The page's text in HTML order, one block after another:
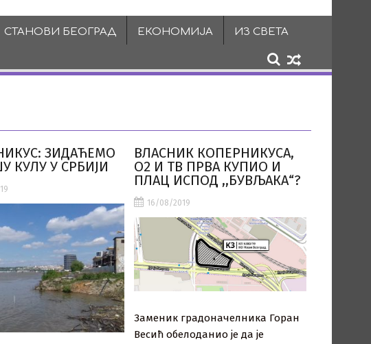
СТАНОВИ БЕОГРАД ЕКОНОМИЈА ИЗ СВЕТА
ЗИДАЋЕМО
КУЛУ У СРБИЈИ
ВЛАСНИК КОПЕРНИКУСА,
О2 И ТВ ПРВА КУПИО И
ПЛАЦ ИСПОД ,,БУВЉАКА“?
16/08/2019
Заменик градоначелника Горан
Весић обелоданио је да је